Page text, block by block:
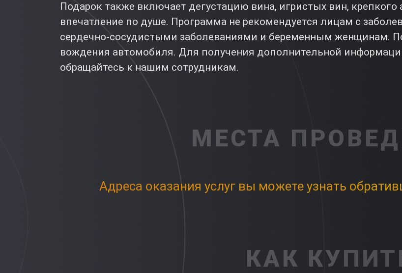
Подарок также включает дегустацию вина, игристых вин,
впечатление по душе. Программа не рекомендуется лицам с
сердечно-сосудистыми заболеваниями и беременным женщинам.
вождения автомобиля. Для получения дополнительной
обращайтесь к нашим сотрудникам.
МЕСТА
Адреса оказания услуг вы можете узнать
КАК